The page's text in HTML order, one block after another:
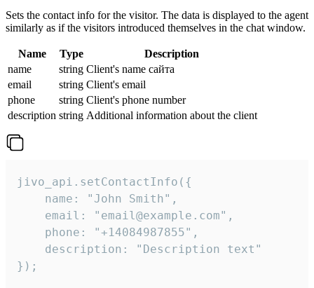
Sets the contact info for the visitor. The data is displayed to the agent
similarly as if the visitors introduced themselves in the chat window.
Name Type
Description
name
string Client's name сайта
email
string Client's email
phone
string Client's phone number
description string Additional information about the client
jivo_api.setContactInfo({
    name: "John Smith",
    email: "email@example.com",
    phone: "+14084987855",
    description: "Description text"
});